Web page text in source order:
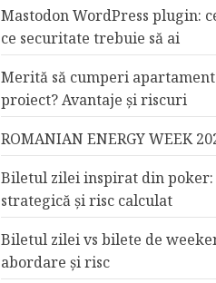
Mastodon WordPress plugin:
ce securitate trebuie să ai
Merită să cumperi
proiect? Avantaje și riscuri
ROMANIAN ENERGY WEEK
Biletul zilei inspirat din
strategică și risc calculat
Biletul zilei vs bilete de
abordare și risc